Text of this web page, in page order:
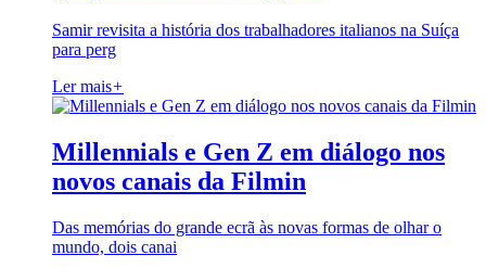
Samir revisita a história dos trabalhadores italianos na Suíça
para perg
Ler mais+
Millennials e Gen Z em diálogo nos
novos canais da Filmin
Das memórias do grande ecrã às novas formas de olhar o
mundo, dois canai